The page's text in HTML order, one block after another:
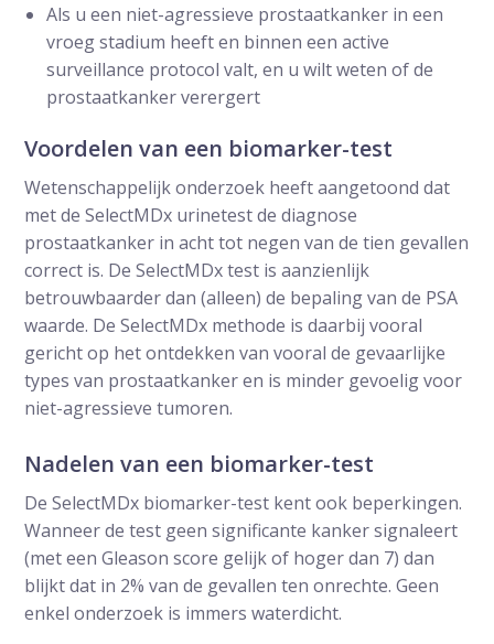
Als u een niet-agressieve prostaatkanker in een
vroeg stadium heeft en binnen een active
surveillance protocol valt, en u wilt weten of de
prostaatkanker verergert
Voordelen van een biomarker-test
Wetenschappelijk onderzoek heeft aangetoond dat
met de SelectMDx urinetest de diagnose
prostaatkanker in acht tot negen van de tien gevallen
correct is. De SelectMDx test is aanzienlijk
betrouwbaarder dan (alleen) de bepaling van de PSA
waarde. De SelectMDx methode is daarbij vooral
gericht op het ontdekken van vooral de gevaarlijke
types van prostaatkanker en is minder gevoelig voor
niet-agressieve tumoren.
Nadelen van een biomarker-test
De SelectMDx biomarker-test kent ook beperkingen.
Wanneer de test geen significante kanker signaleert
(met een Gleason score gelijk of hoger dan 7) dan
blijkt dat in 2% van de gevallen ten onrechte. Geen
enkel onderzoek is immers waterdicht.